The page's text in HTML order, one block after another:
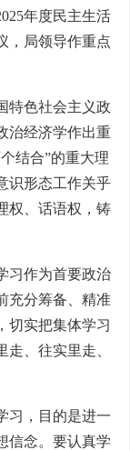
年度民主生活
，局领导作重点
特色社会主义政
治经济学作出重
结合”的重大理
识形态工作关乎
权、话语权，铸
习作为首要政治
充分筹备、精准
切实把集体学习
、往实里走、
习，目的是进一
信念。要认真学